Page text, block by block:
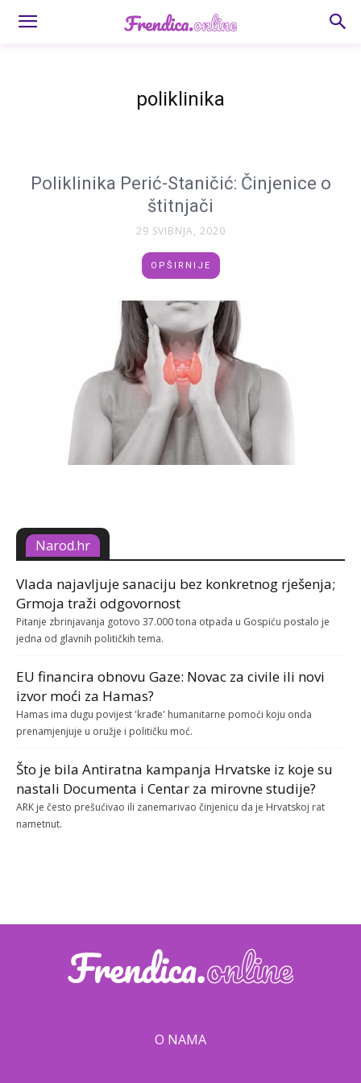
poliklinika
Poliklinika Perić-Staničić: Činjenice o
štitnjači
29 SVIBNJA, 2020
OPŠIRNIJE
Narod.hr
Vlada najavljuje sanaciju bez konkretnog rješenja;
Grmoja traži odgovornost
Pitanje zbrinjavanja gotovo 37.000 tona otpada u Gospiću postalo je
jedna od glavnih političkih tema.
EU financira obnovu Gaze: Novac za civile ili novi
izvor moći za Hamas?
Hamas ima dugu povijest 'krađe' humanitarne pomoći koju onda
prenamjenjuje u oružje i političku moć.
Što je bila Antiratna kampanja Hrvatske iz koje su
nastali Documenta i Centar za mirovne studije?
ARK je često prešućivao ili zanemarivao činjenicu da je Hrvatskoj rat
nametnut.
O NAMA